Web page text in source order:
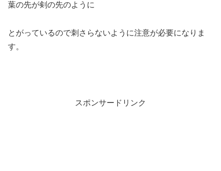
葉の先が剣の先のように
とがっているので刺さらないように注意が必要になりま
す。
スポンサードリンク